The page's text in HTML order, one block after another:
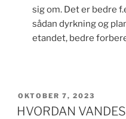
sig om. Det er bedre
sådan dyrkning og
etandet, bedre
UDGIVET
DEN
OKTOBER 7, 2023
HVORDAN